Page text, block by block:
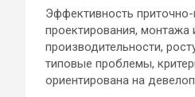
Эффективность
проектирования,
производительности,
типовые проблемы,
ориентирована на